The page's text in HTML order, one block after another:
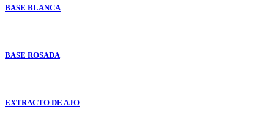
BASE BLANCA
BASE ROSADA
EXTRACTO DE AJO